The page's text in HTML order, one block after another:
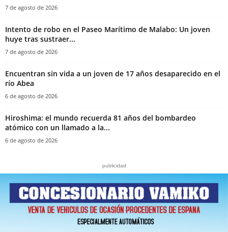
7 de agosto de 2026
Intento de robo en el Paseo Marítimo de Malabo: Un joven
huye tras sustraer...
7 de agosto de 2026
Encuentran sin vida a un joven de 17 años desaparecido en el
río Abea
6 de agosto de 2026
Hiroshima: el mundo recuerda 81 años del bombardeo
atómico con un llamado a la...
6 de agosto de 2026
publicidad